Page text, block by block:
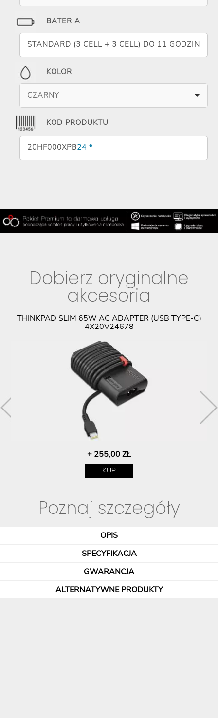
BATERIA
STANDARD (3 CELL + 3 CELL) DO 11 GODZIN
KOLOR
CZARNY
KOD PRODUKTU
20HF000XPB24 *
Dobierz oryginalne
akcesoria
THINKPAD SLIM 65W AC ADAPTER (USB TYPE-C)
4X20V24678
+ 255,00 ZŁ
KUP
Poznaj szczegóły
OPIS
SPECYFIKACJA
GWARANCJA
ALTERNATYWNE PRODUKTY